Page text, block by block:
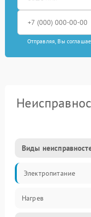
Отправляя, Вы
Виды
Электропитание
Нагрев